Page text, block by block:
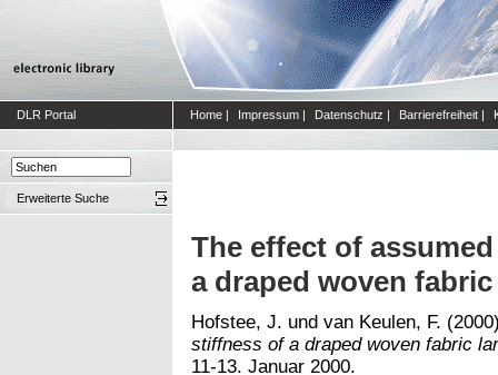
DLR Portal Home | Impressum | Datenschutz | Barrierefreiheit |
Erweiterte Suche
The effect of
a draped woven
Hofstee, J. und van Keulen, F.
stiffness of a draped woven fabric
11-13. Januar 2000.